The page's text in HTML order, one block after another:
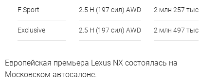
F Sport 2.5 H (197 сил) AWD 2 млн 257 тыс
Exclusive 2.5 H (197 сил) AWD 2 млн 497 тыс
Европейская премьера Lexus NX состоялась на
Московском автосалоне.